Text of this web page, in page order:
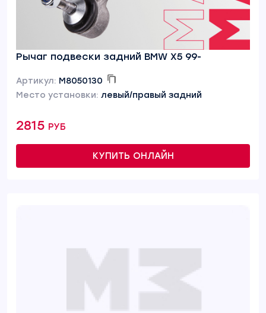
Рычаг подвески задний BMW X5 99-
Артикул: M8050130
Место установки: левый/правый задний
2815 руб
КУПИТЬ ОНЛАЙН